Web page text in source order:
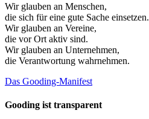
Wir glauben an Menschen,
die sich für eine gute Sache einsetzen.
Wir glauben an Vereine,
die vor Ort aktiv sind.
Wir glauben an Unternehmen,
die Verantwortung wahrnehmen.
Das Gooding-Manifest
Gooding ist transparent